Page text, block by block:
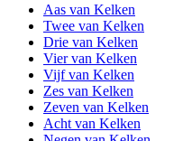
Aas van Kelken
Twee van Kelken
Drie van Kelken
Vier van Kelken
Vijf van Kelken
Zes van Kelken
Zeven van Kelken
Acht van Kelken